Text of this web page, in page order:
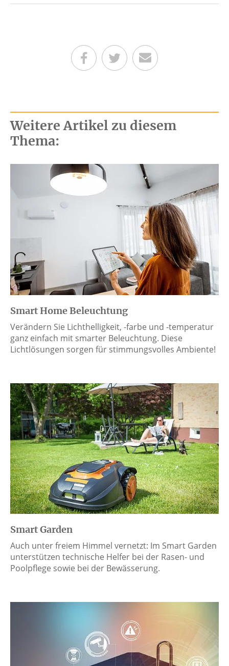
Teilen auf Facebook
Teilen auf Twitter
Per E-Mail senden
Weitere Artikel zu diesem
Thema:
Smart Home Beleuchtung
Verändern Sie Lichthelligkeit, -farbe und -temperatur
ganz einfach mit smarter Beleuchtung. Diese
Lichtlösungen sorgen für stimmungsvolles Ambiente!
Smart Garden
Auch unter freiem Himmel vernetzt: Im Smart Garden
unterstützen technische Helfer bei der Rasen- und
Poolpflege sowie bei der Bewässerung.